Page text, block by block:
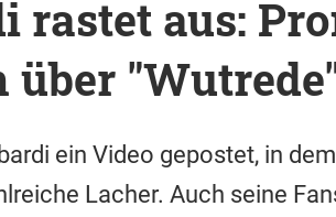
rastet aus:
über
ein Video gepostet, in
Lacher. Auch seine